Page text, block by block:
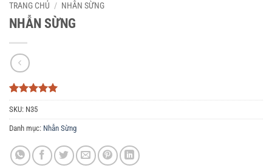
TRANG CHỦ / NHẪN SỪNG
NHẪN SỪNG
5trên 5
dựa trên
3
đánh giá
SKU: N35
Danh mục: Nhẫn Sừng